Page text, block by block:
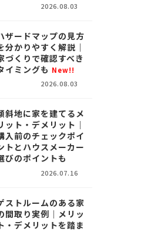
2026.08.03
ザードマップの見方
分かりやすく解説｜
づくりで確認すべき
イミングも New!!
2026.08.03
斜地に家を建てるメ
ット・デメリット｜
入前のチェックポイ
トとハウスメーカー
びのポイントも
2026.07.16
ストルームのある家
間取り実例｜メリッ
・デメリットを踏ま